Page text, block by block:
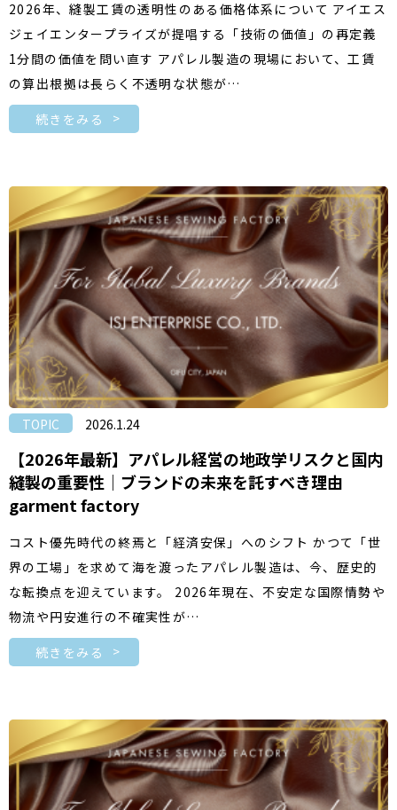
2026年、縫製工賃の透明性のある価格体系について アイエス
ジェイエンタープライズが提唱する「技術の価値」の再定義
1分間の価値を問い直す アパレル製造の現場において、工賃
の算出根拠は長らく不透明な状態が…
続きをみる
TOPIC 2026.1.24
【2026年最新】アパレル経営の地政学リスクと国内
縫製の重要性｜ブランドの未来を託すべき理由
garment factory
コスト優先時代の終焉と「経済安保」へのシフト かつて「世
界の工場」を求めて海を渡ったアパレル製造は、今、歴史的
な転換点を迎えています。 2026年現在、不安定な国際情勢や
物流や円安進行の不確実性が…
続きをみる